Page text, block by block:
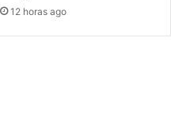
12 horas ago